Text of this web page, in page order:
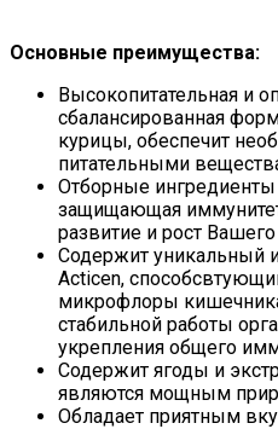
Основные преимущества:
Высокопитательная и
сбалансированная
курицы, обеспечит
питательными
Отборные
защищающая
развитие и рост
Содержит уникальный
Acticen,
микрофлоры
стабильной работы
укрепления общего
Содержит ягоды и
являются мощным
Обладает приятным